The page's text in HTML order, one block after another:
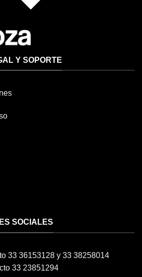
Y SOPORTE
SOCIALES
33 36153128 y 33 38258014
33 23851294